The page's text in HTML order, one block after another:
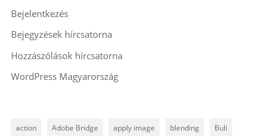
Bejelentkezés
Bejegyzések hírcsatorna
Hozzászólások hírcsatorna
WordPress Magyarország
action Adobe Bridge apply image blending Buli